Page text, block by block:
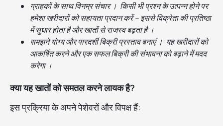
ग्राहकों के साथ विनम्र संचार । किसी भी प्रश्न के उत्पन्न होने पर
हमेशा खरीदारों को सहायता प्रदान करें – इससे विक्रेता की प्रतिष्ठा
में सुधार होता है और खातों से राजस्व बढ़ता है ।
समझने योग्य और पारदर्शी बिक्री प्रस्ताव बनाएं । यह खरीदारों को
आकर्षित करने और एक सफल बिक्री की संभावना को बढ़ाने में मदद
करेगा ।
क्या यह खातों को समतल करने लायक है?
इस प्रक्रिया के अपने पेशेवरों और विपक्ष हैं: